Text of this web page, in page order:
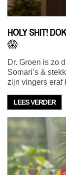
HOLY SHIT!
😱
Dr. Groen is zo
Somari’s &
zijn vingers eraf
LEES VERDER